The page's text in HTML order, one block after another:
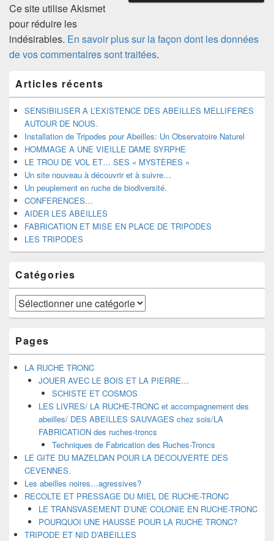
Ce site utilise Akismet
pour réduire les
indésirables. En savoir plus sur la façon dont les données
de vos commentaires sont traitées.
principale
de
widget
barre
latérale
Articles récents
SENSIBILISER A L’EXISTENCE DES ABEILLES MELLIFERES
AUTOUR DE NOUS.
Installation de Tripodes pour Abeilles: Un Observatoire Naturel
HOMMAGE A UNE VIEILLE DAME SYRPHE
LE TROU DE VOL ET… SES « MYSTÈRES »
Un site nouveau à découvrir et à suivre…
Un peuplement en ruche de biodiversité.
CONFERENCES…
AIDER LES ABEILLES
FABRICATION ET MISE EN PLACE DE TRIPODES
LES TRIPODES
Catégories
Catégories
Pages
LA RUCHE TRONC
JOUER AVEC LE BOIS ET LA PIERRE…
SCHISTE ET COSMOS
LES LIVRES/ LA RUCHE-TRONC et accompagnement des
abeilles/ DES ABEILLES SAUVAGES chez sois/LA
FABRICATION des ruches-troncs
Techniques de Fabrication des Ruches-Troncs
LE GITE DU MAZELDAN POUR LA DECOUVERTE DES
CEVENNES.
Les abeilles noires…agressives?
RECOLTE ET PRESSAGE DU MIEL DE RUCHE-TRONC
LE TRANSVASEMENT D’UNE COLONIE EN RUCHE-TRONC
POURQUOI UNE HAUSSE POUR LA RUCHE TRONC?
TRIPODE ET NID D’ABEILLES